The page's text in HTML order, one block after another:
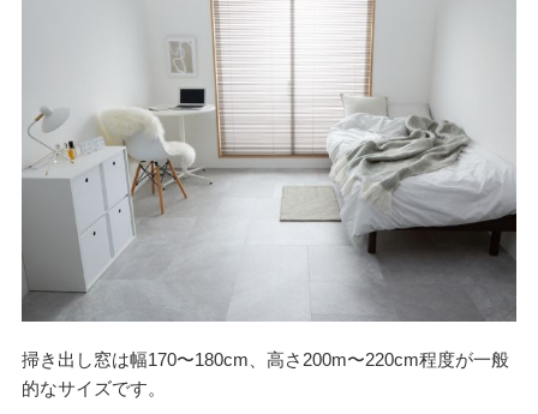
掃き出し窓は幅170〜180cm、高さ200m〜220cm程度が一般
的なサイズです。